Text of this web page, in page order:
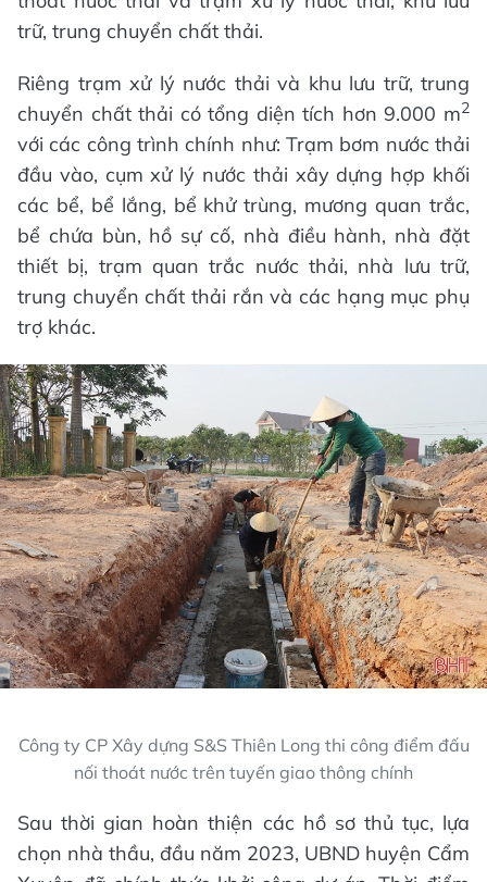
trữ, trung chuyển chất thải.
Riêng trạm xử lý nước thải và khu lưu trữ, trung
chuyển chất thải có tổng diện tích hơn 9.000 m2
với các công trình chính như: Trạm bơm nước thải
đầu vào, cụm xử lý nước thải xây dựng hợp khối
các bể, bể lắng, bể khử trùng, mương quan trắc,
bể chứa bùn, hồ sự cố, nhà điều hành, nhà đặt
thiết bị, trạm quan trắc nước thải, nhà lưu trữ,
trung chuyển chất thải rắn và các hạng mục phụ
trợ khác.
Công ty CP Xây dựng S&S Thiên Long thi công điểm đấu
nối thoát nước trên tuyến giao thông chính
Sau thời gian hoàn thiện các hồ sơ thủ tục, lựa
chọn nhà thầu, đầu năm 2023, UBND huyện Cẩm